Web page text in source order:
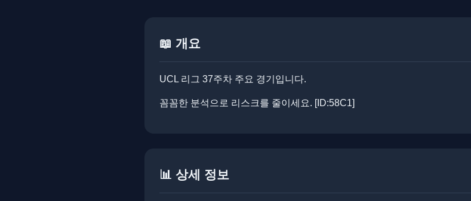
📖 개요
UCL 리그 37주차 주요 경기입니다.
꼼꼼한 분석으로 리스크를 줄이세요. ​[ID:58C1]
📊 상세 정보